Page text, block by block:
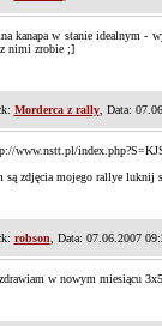
kanapa w stanie idealnym -
nimi zrobie ;]
Morderca z rally, Data:
www.nstt.pl/
są zdjęcia mojego rallye luknij
robson , Data: 07.06.2007
w nowym miesiącu 3x5